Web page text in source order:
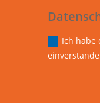
Ich habe